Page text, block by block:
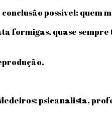
conclusão possível:
formigas, quase
psicanalista,